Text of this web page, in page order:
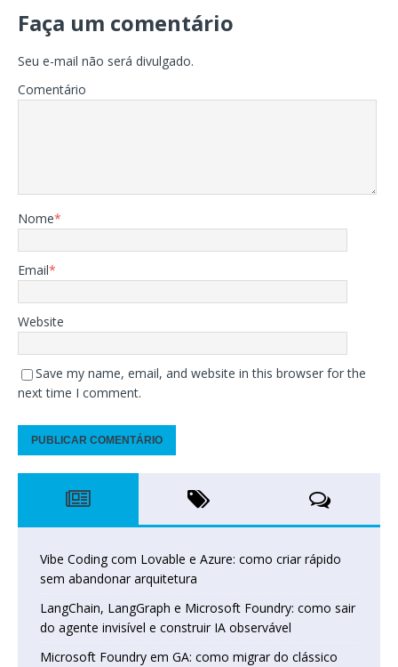
Faça um comentário
Seu e-mail não será divulgado.
Comentário
Nome*
Email*
Website
Save my name, email, and website in this browser for the
next time I comment.
Vibe Coding com Lovable e Azure: como criar rápido
sem abandonar arquitetura
LangChain, LangGraph e Microsoft Foundry: como sair
do agente invisível e construir IA observável
Microsoft Foundry em GA: como migrar do clássico